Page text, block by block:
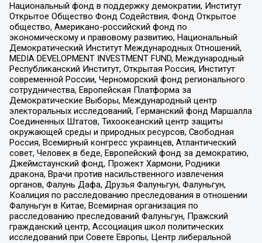
Национальный фонд в поддержку демократии, Институт
Открытое Общество Фонд Содействия, Фонд Открытое
общество, Американо-российский фонд по
экономическому и правовому развитию, Национальный
Демократический Институт Международных Отношений,
MEDIA DEVELOPMENT INVESTMENT FUND, Международный
Республиканский Институт, Открытая Россия, Институт
современной России, Черноморский фонд регионального
сотрудничества, Европейская Платформа за
Демократические Выборы, Международный центр
электоральных исследований, Германский фонд Маршалла
Соединенных Штатов, Тихоокеанский центр защиты
окружающей среды и природных ресурсов, Свободная
Россия, Всемирный конгресс украинцев, Атлантический
совет, Человек в беде, Европейский фонд за демократию,
Джеймстаунский фонд, Прожект Хармони, Родники
дракона, Врачи против насильственного извлечения
органов, Фалунь Дафа, Друзья Фалуньгун, Фалуньгун,
Коалиция по расследованию преследования в отношении
Фалуньгун в Китае, Всемирная организация по
расследованию преследований Фалуньгун, Пражский
гражданский центр, Ассоциация школ политических
исследований при Совете Европы, Центр либеральной